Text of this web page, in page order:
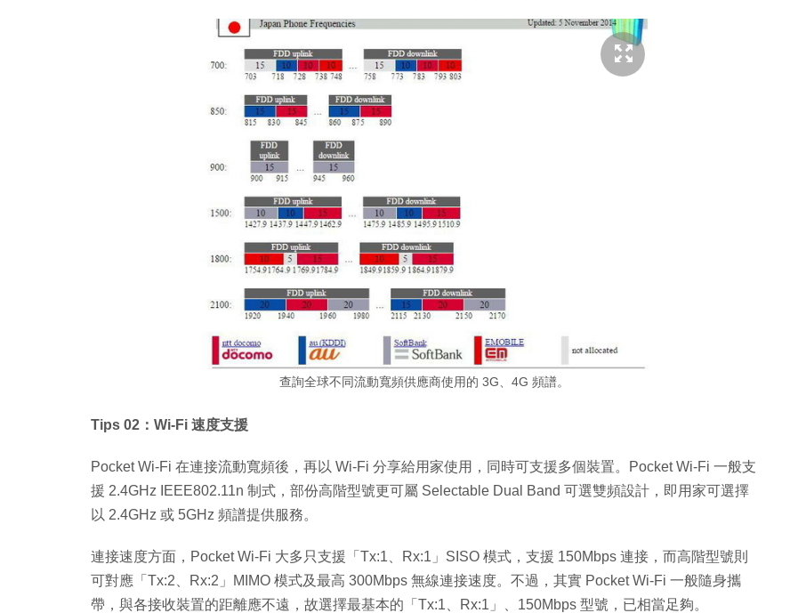
查詢全球不同流動寬頻供應商使用的 3G、4G 頻譜。
Tips 02：Wi-Fi 速度支援
Pocket Wi-Fi 在連接流動寬頻後，再以 Wi-Fi 分享給用家使用，同時可支援多個裝置。Pocket Wi-Fi 一般支
援 2.4GHz IEEE802.11n 制式，部份高階型號更可屬 Selectable Dual Band 可選雙頻設計，即用家可選擇
以 2.4GHz 或 5GHz 頻譜提供服務。
連接速度方面，Pocket Wi-Fi 大多只支援「Tx:1、Rx:1」SISO 模式，支援 150Mbps 連接，而高階型號則
可對應「Tx:2、Rx:2」MIMO 模式及最高 300Mbps 無線連接速度。不過，其實 Pocket Wi-Fi 一般隨身攜
帶，與各接收裝置的距離應不遠，故選擇最基本的「Tx:1、Rx:1」、150Mbps 型號，已相當足夠。